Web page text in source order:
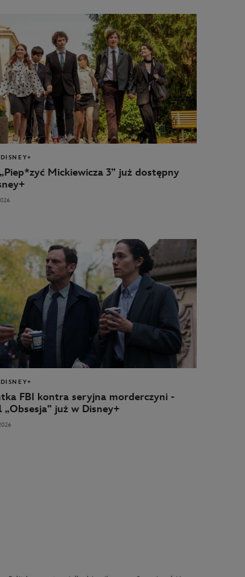
DISNEY+
Mickiewicza 3” już dostępny
DISNEY+
FBI kontra seryjna morderczyni -
„Obsesja” już w Disney+